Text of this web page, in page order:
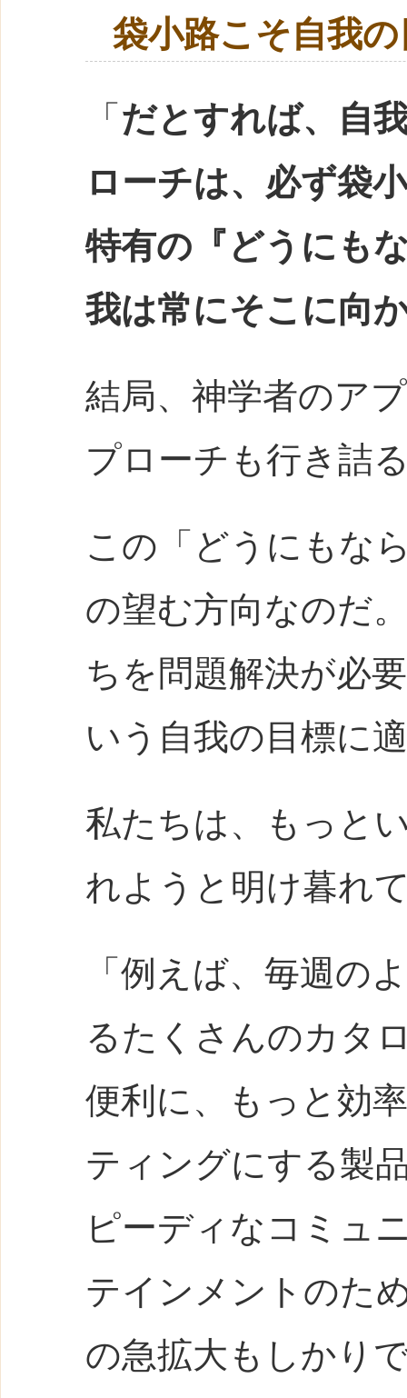
袋小路こそ自我
「 だとすれば、自
ローチは、必ず袋
特有の『どうにも
我は常にそこに向
結局、神学者のア
プローチも行き詰
この「どうにもな
の望む方向なのだ
ちを問題解決が必
いう自我の目標に
私たちは、もっと
れようと明け暮れ
「例えば、毎週の
るたくさんのカタ
便利に、もっと効
ティングにする製
ピーディなコミュ
テインメントのた
の急拡大もしかり